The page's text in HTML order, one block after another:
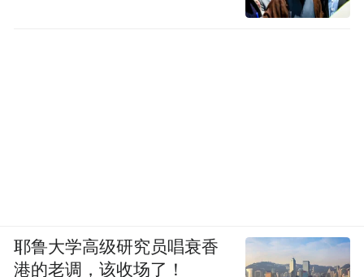
耶鲁大学高级研究员唱衰香
港的老调，该收场了！